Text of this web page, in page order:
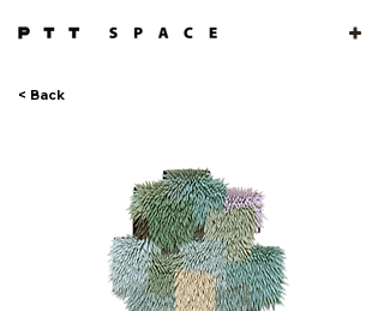
< Back